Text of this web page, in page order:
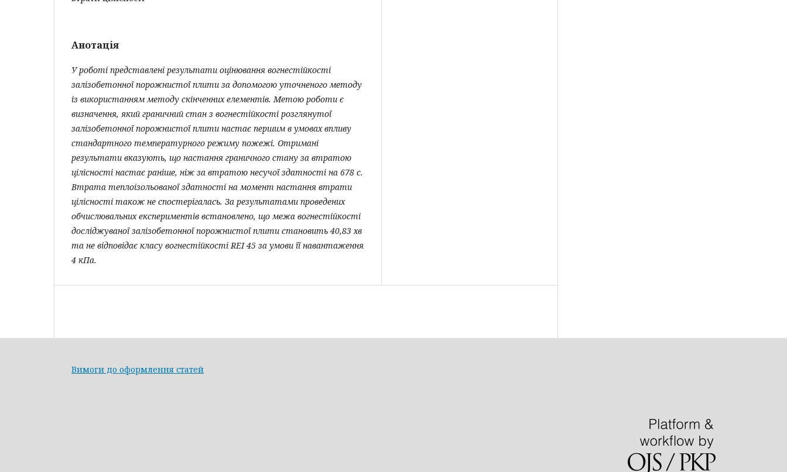
Анотація
У роботі представлені результати оцінювання вогнестійкості
залізобетонної порожнистої плити за допомогою уточненого методу
із використанням методу скінченних елементів. Метою роботи є
визначення, який граничний стан з вогнестійкості розглянутої
залізобетонної порожнистої плити настає першим в умовах впливу
стандартного температурного режиму пожежі. Отримані
результати вказують, що настання граничного стану за втратою
цілісності настає раніше, ніж за втратою несучої здатності на 678 с.
Втрата теплоізольованої здатності на момент настання втрати
цілісності також не спостерігалась. За результатами проведених
обчислювальних експериментів встановлено, що межа вогнестійкості
досліджуваної залізобетонної порожнистої плити становить 40,83 хв
та не відповідає класу вогнестійкостіREI45 за умови її навантаження
4 кПа.
Вимоги до оформлення статей